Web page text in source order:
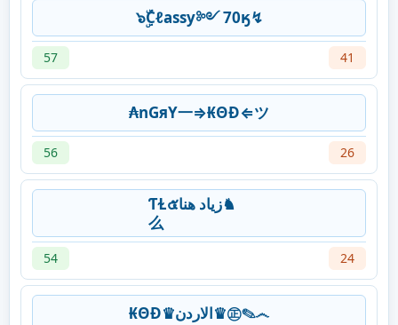
๖ۣۜCℓassy༻ 70ӄ↯
57 41
₳nGяY一⇒₭ΘĐ⇐ツ
56 26
ƬⱢ๕‎زياد هنا♞
么
54 24
₭ΘĐ♛الاردن♛㊣✎෴